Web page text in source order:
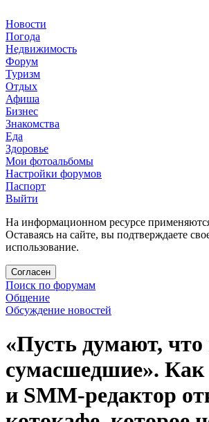
Новости
Погода
Недвижимость
Форум
Туризм
Отдых
Афиша
Бизнес
Знакомства
Еда
Здоровье
Мои фотоальбомы
Настройки форумов
Паспорт
Выйти
На информационном ресурсе
Оставаясь на сайте, вы подтверждаете
использование.
Согласен
Поиск по форумам
Общение
Обсуждение новостей
«Пусть думают,
сумасшедшие». Как
и SMM-редактор